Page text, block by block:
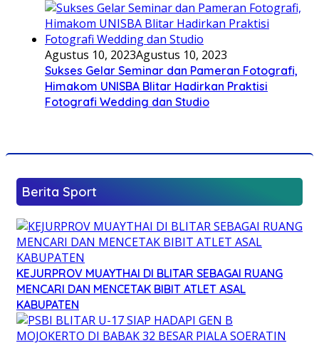
Agustus 10, 2023Agustus 10, 2023
Sukses Gelar Seminar dan Pameran Fotografi,
Himakom UNISBA Blitar Hadirkan Praktisi
Fotografi Wedding dan Studio
Berita Sport
KEJURPROV MUAYTHAI DI BLITAR SEBAGAI RUANG
MENCARI DAN MENCETAK BIBIT ATLET ASAL
KABUPATEN